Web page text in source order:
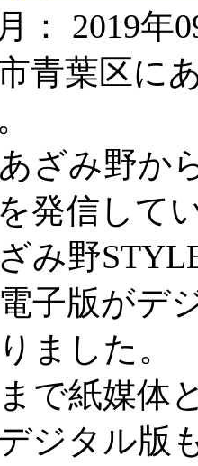
： 2019年
青葉区に
ざみ野か
発信して
ざみ野
子版がデ
ました。
で紙媒体
ジタル版